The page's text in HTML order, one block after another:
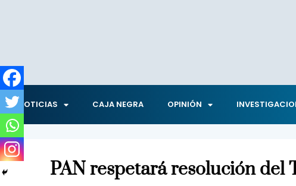
NOTICIAS CAJA NEGRA OPINIÓN
PAN respetará resolución del